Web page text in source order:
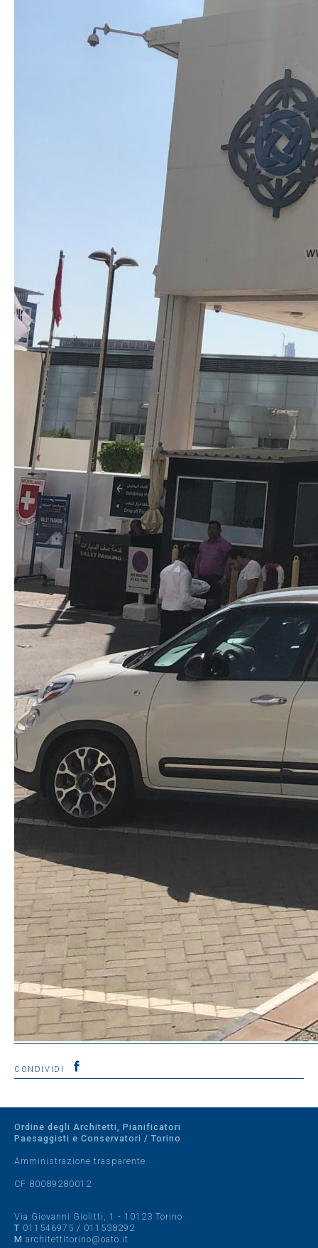
CONDIVIDI
Ordine degli Architetti, Pianificatori
Paesaggisti e Conservatori / Torino
Amministrazione trasparente
CF 80089280012
Via Giovanni Giolitti, 1 - 10123 Torino
T 011546975 / 011538292
M architettitorino@oato.it